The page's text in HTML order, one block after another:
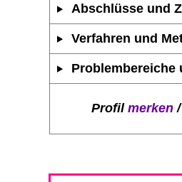
Abschlüsse und
Verfahren und
Problembereiche
Profil merken/